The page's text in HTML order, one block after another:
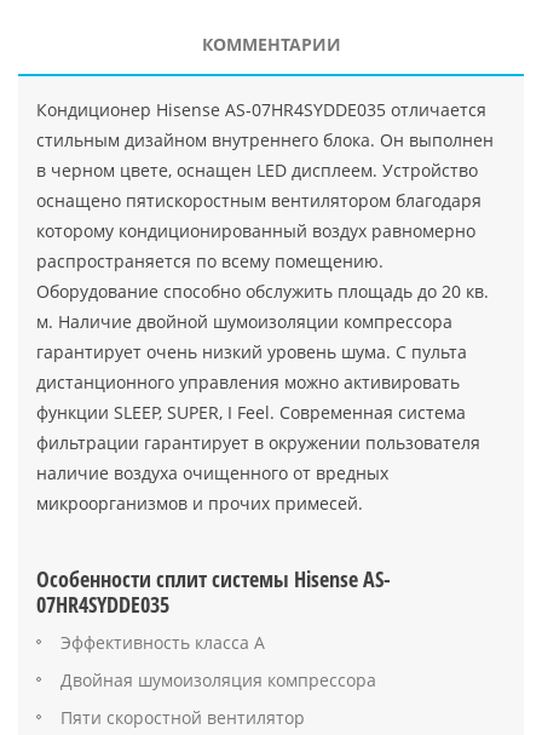
КОММЕНТАРИИ
Кондиционер Hisense AS-07HR4SYDDE035 отличается
стильным дизайном внутреннего блока. Он выполнен
в черном цвете, оснащен LED дисплеем. Устройство
оснащено пятискоростным вентилятором благодаря
которому кондиционированный воздух равномерно
распространяется по всему помещению.
Оборудование способно обслужить площадь до 20 кв.
м. Наличие двойной шумоизоляции компрессора
гарантирует очень низкий уровень шума. С пульта
дистанционного управления можно активировать
функции SLEEP, SUPER, I Feel. Современная система
фильтрации гарантирует в окружении пользователя
наличие воздуха очищенного от вредных
микроорганизмов и прочих примесей.
Особенности сплит системы Hisense AS-
07HR4SYDDE035
Эффективность класса А
Двойная шумоизоляция компрессора
Пяти скоростной вентилятор